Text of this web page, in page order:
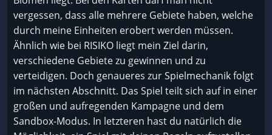
vergessen, dass alle mehrere Gebiete haben, welche
durch meine Einheiten erobert werden müssen.
Ähnlich wie bei RISIKO liegt mein Ziel darin,
verschiedene Gebiete zu gewinnen und zu
verteidigen. Doch genaueres zur Spielmechanik folgt
im nächsten Abschnitt. Das Spiel teilt sich auf in einer
großen und aufregenden Kampagne und dem
Sandbox-Modus. In letzteren hast du natürlich die